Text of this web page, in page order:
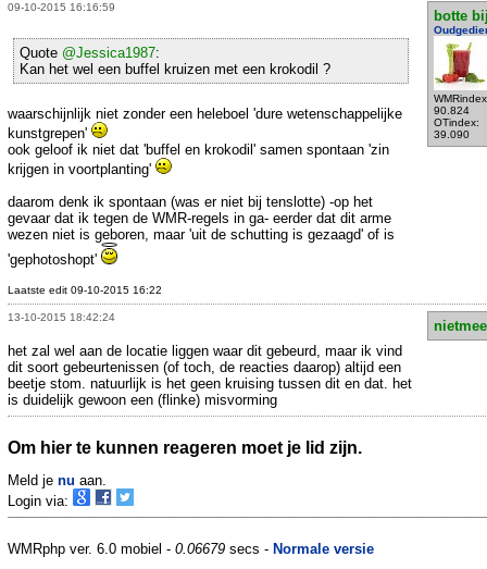
09-10-2015 16:16:59
botte
90.824
OTindex:
39.090
Quote @Jessica1987:
Kan het wel een buffel kruizen met een krokodil ?
waarschijnlijk niet zonder een heleboel 'dure wetenschappelijke
kunstgrepen'
ook geloof ik niet dat 'buffel en krokodil' samen spontaan 'zin
krijgen in voortplanting'
daarom denk ik spontaan (was er niet bij tenslotte) -op het
gevaar dat ik tegen de WMR-regels in ga- eerder dat dit arme
wezen niet is geboren, maar 'uit de schutting is gezaagd' of is
'gephotoshopt'
Laatste edit 09-10-2015 16:22
13-10-2015 18:42:24
het zal wel aan de locatie liggen waar dit gebeurd, maar ik vind
dit soort gebeurtenissen (of toch, de reacties daarop) altijd een
beetje stom. natuurlijk is het geen kruising tussen dit en dat. het
is duidelijk gewoon een (flinke) misvorming
Om hier te kunnen reageren moet je lid zijn.
Meld je nu aan.
Login via:
WMRphp ver. 6.0 mobiel - 0.06679 secs - Normale versie